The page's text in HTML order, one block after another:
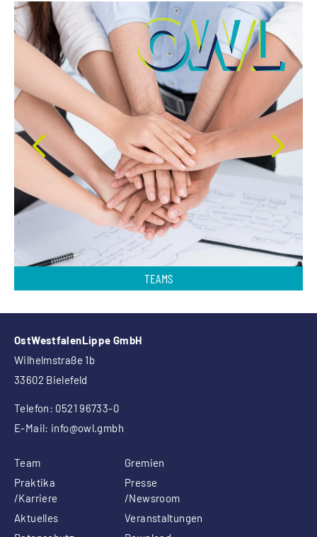
TEAMS
OstWestfalenLippe GmbH
Wilhelmstraße 1b
33602 Bielefeld
Telefon: 0521 96733-0
E-Mail: info@owl.gmbh
Team
Gremien
Praktika
/Karriere
Presse
/Newsroom
Aktuelles
Veranstaltungen